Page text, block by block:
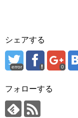
シェアする
error 0
フォローする